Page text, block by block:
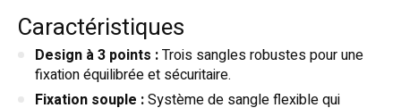
Caractéristiques
Design à 3 points :Trois sangles robustes pour une
fixation équilibrée et sécuritaire.
Fixation souple :Système de sangle flexible qui